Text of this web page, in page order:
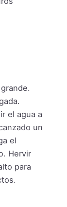
el agua a
un
el
Hervir
para